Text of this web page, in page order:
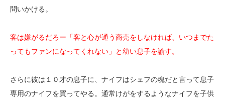
問いかける。
客は嫌がるだろー「客と心が通う商売をしなければ、いつまでた
ってもファンになってくれない」と幼い息子を諭す。
さらに彼は１０才の息子に、ナイフはシェフの魂だと言って息子
専用のナイフを買ってやる。通常けがをするようなナイフを子供